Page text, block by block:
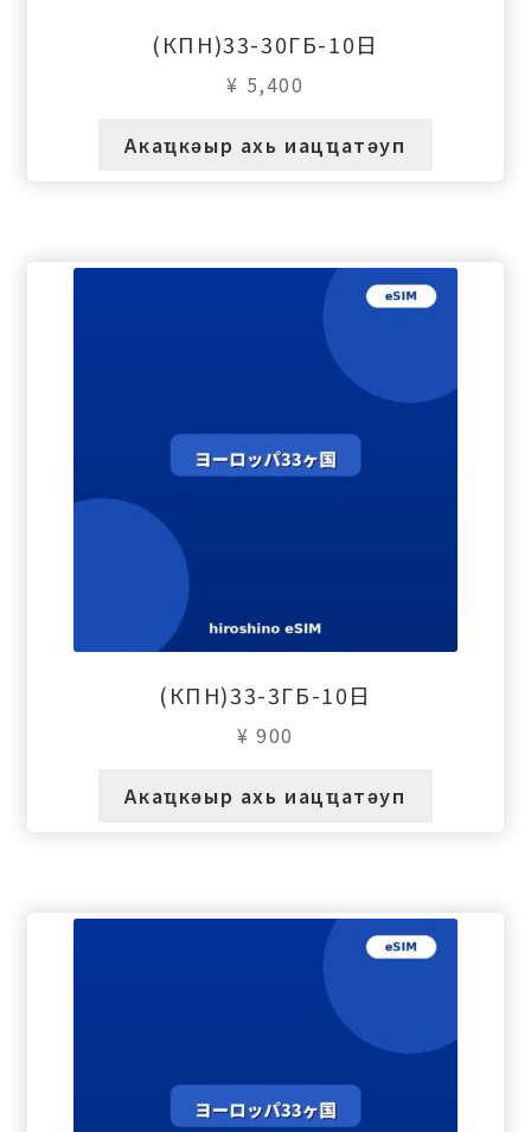
(КПН)33-30ГБ-10日
¥ 5,400
Акаҵкәыр ахь иацҵатәуп
(КПН)33-3ГБ-10日
¥ 900
Акаҵкәыр ахь иацҵатәуп